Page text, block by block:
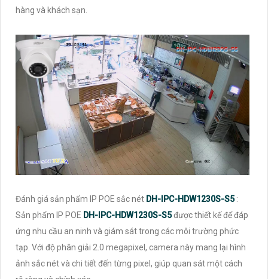
hàng và khách sạn.
Đánh giá sản phẩm IP POE sắc nét DH-IPC-HDW1230S-S5:
Sản phẩm IP POE DH-IPC-HDW1230S-S5được thiết kế để đáp
ứng nhu cầu an ninh và giám sát trong các môi trường phức
tạp. Với độ phân giải 2.0 megapixel, camera này mang lại hình
ảnh sắc nét và chi tiết đến từng pixel, giúp quan sát một cách